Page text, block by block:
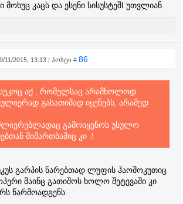
მოხუც კაცს და ესენი სისუსტეშI უთვლიან
11/2015, 13:13 | პოსტი # 86
აქ , რომელსაც არამხოლოდ
გასათიშად იყენებს, არამედ
გამოიყენოს უსულო
მიმართბაშიც კი .!
გარპის ნარებთად ლუფის ჰაოშოკუთიც
მაინც გათიშოს ხოლო შეტევაში კი
წარმოადგენს